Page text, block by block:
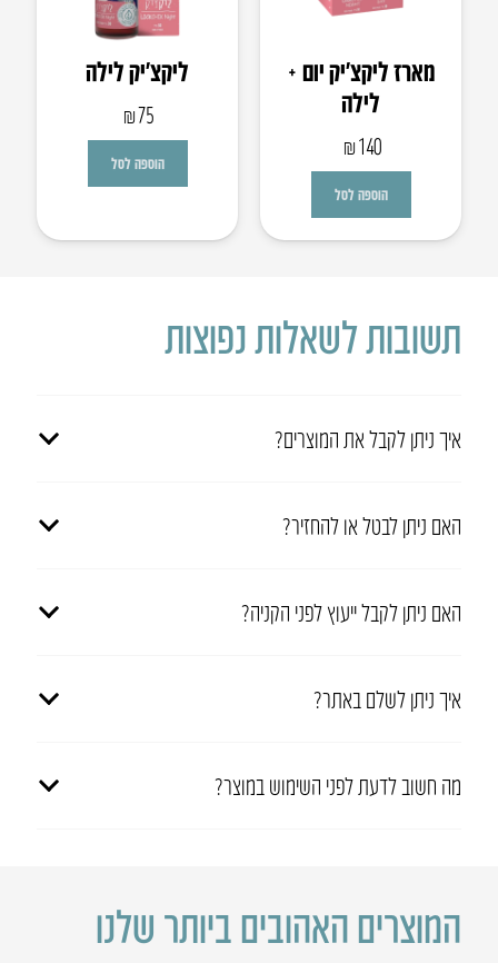
מארז ליקצ’יק יום +
לילה
₪140
הוספה לסל
ליקצ’יק לילה
₪75
הוספה לסל
תשובות לשאלות נפוצות
איך ניתן לקבל את המוצרים?
האם ניתן לבטל או להחזיר?
האם ניתן לקבל ייעוץ לפני הקניה?
איך ניתן לשלם באתר?
מה חשוב לדעת לפני השימוש במוצר?
המוצרים האהובים ביותר שלנו